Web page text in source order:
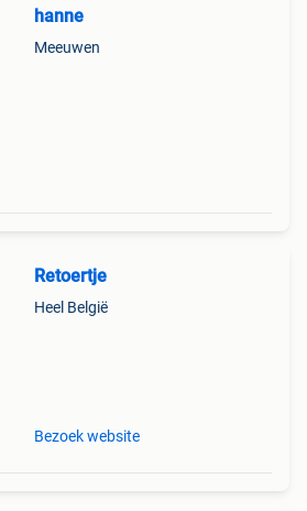
hanne
Meeuwen
Retoertje
Heel België
Bezoek website